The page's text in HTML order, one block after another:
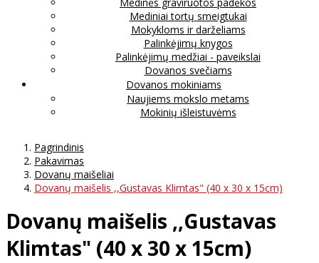
Mediniai tortų smeigtukai
Mokykloms ir darželiams
Palinkėjimų knygos
Palinkėjimų medžiai - paveikslai
Dovanos svečiams
Dovanos mokiniams
Naujiems mokslo metams
Mokinių išleistuvėms
Pagrindinis
Pakavimas
Dovanų maišeliai
Dovanų maišelis ,,Gustavas Klimtas" (40 x 30 x 15cm)
Dovanų maišelis ,,Gustavas
Klimtas" (40 x 30 x 15cm)